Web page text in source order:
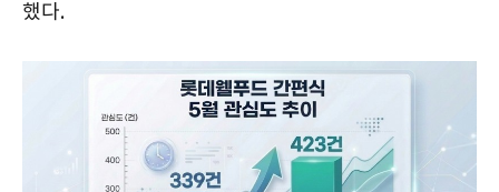
했다.